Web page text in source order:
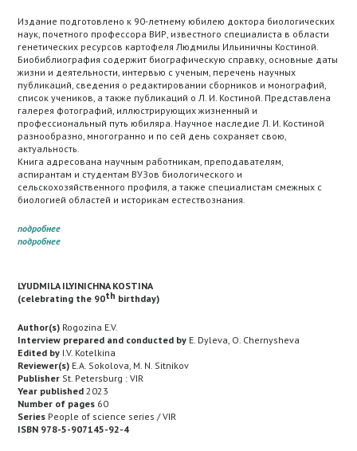
Издание подготовлено к 90-летнему юбилею доктора биологических
наук, почетного профессора ВИР, известного специалиста в области
генетических ресурсов картофеля Людмилы Ильиничны Костиной.
Биобиблиография содержит биографическую справку, основные даты
жизни и деятельности, интервью с ученым, перечень научных
публикаций, сведения о редактировании сборников и монографий,
список учеников, а также публикаций о Л. И. Костиной. Представлена
галерея фотографий, иллюстрирующих жизненный и
профессиональный путь юбиляра. Научное наследие Л. И. Костиной
разнообразно, многогранно и по сей день сохраняет свою,
актуальность.
Книга адресована научным работникам, преподавателям,
аспирантам и студентам ВУЗов биологического и
сельскохозяйственного профиля, а также специалистам смежных с
биологией областей и историкам естествознания.
подробнее
подробнее
LYUDMILA ILYINICHNA KOSTINA
(celebrating the 90th birthday)
Author(s) Rogozina E.V.
Interview prepared and conducted by E. Dyleva, O. Chernysheva
Edited by I.V. Kotelkina
Reviewer(s) E.A. Sokolova, M. N. Sitnikov
Publisher St. Petersburg : VIR
Year published 2023
Number of pages 60
Series People of science series / VIR
ISBN 978-5-907145-92-4